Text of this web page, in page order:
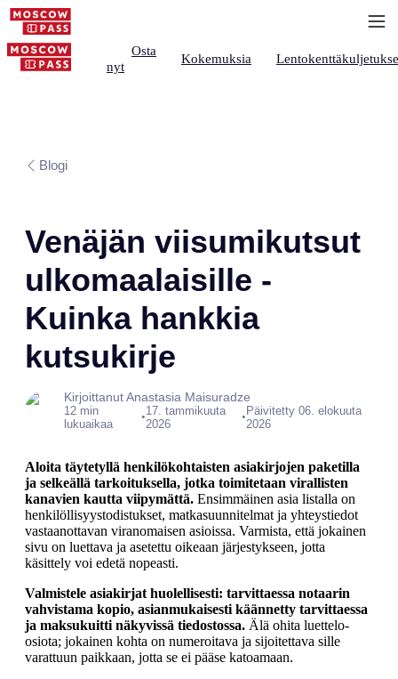
Osta
nyt
Kokemuksia
Blogi
Venäjän viisumikutsut
ulkomaalaisille -
Kuinka hankkia
kutsukirje
Kirjoittanut Anastasia Maisuradze
12 min
lukuaikaa
•17. tammikuuta
2026
• Päivitetty 06. elokuuta
2026
Aloita täytetyllä henkilökohtaisten asiakirjojen paketilla
ja selkeällä tarkoituksella, jotka toimitetaan virallisten
kanavien kautta viipymättä. Ensimmäinen asia listalla on
henkilöllisyystodistukset, matkasuunnitelmat ja yhteystiedot
vastaanottavan viranomaisen asioissa. Varmista, että jokainen
sivu on luettava ja asetettu oikeaan järjestykseen, jotta
käsittely voi edetä nopeasti.
Valmistele asiakirjat huolellisesti: tarvittaessa notaarin
vahvistama kopio, asianmukaisesti käännetty tarvittaessa
ja maksukuitti näkyvissä tiedostossa. Älä ohita luettelo-
osiota; jokainen kohta on numeroitava ja sijoitettava sille
varattuun paikkaan, jotta se ei pääse katoamaan.